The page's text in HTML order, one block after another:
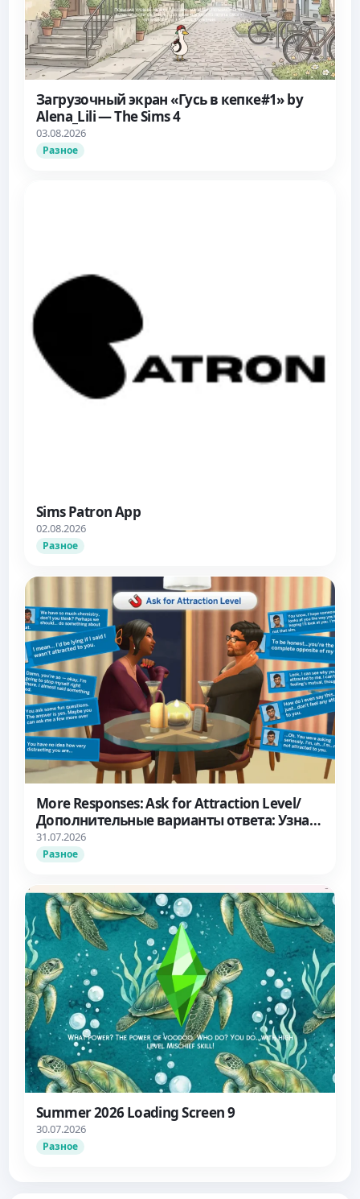
Загрузочный экран «Гусь в кепке#1» by
Alena_Lili — The Sims 4
03.08.2026
Разное
Sims Patron App
02.08.2026
Разное
More Responses: Ask for Attraction Level/
Дополнительные варианты ответа: Узнать
об уровне влечения
31.07.2026
Разное
Summer 2026 Loading Screen 9
30.07.2026
Разное